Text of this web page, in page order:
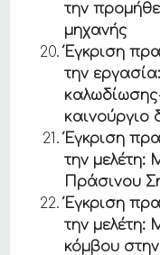
την
μηχανής
Έγκριση
την
καινούργιο
Έγκριση
την μελέτη:
Πράσινου
Έγκριση
την μελέτη:
κόμβου